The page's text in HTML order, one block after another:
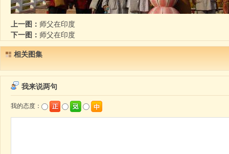
上一图： 师父在印度
下一图： 师父在印度
相关图集